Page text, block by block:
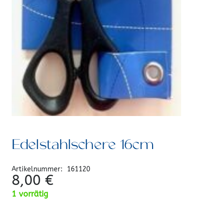
Edelstahlschere 16cm
Artikelnummer: 161120
8,00 €
1 vorrätig